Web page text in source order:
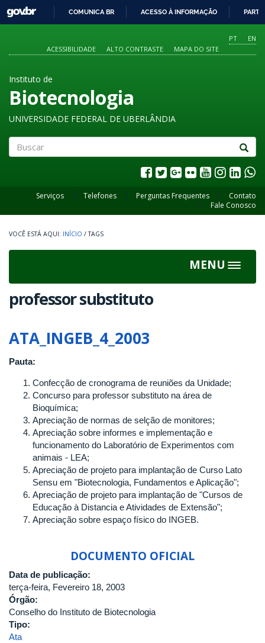
O
CONTEÚDO
GOVBR
COMUNICA BR ACESSO À INFORMAÇÃO
PT
EN
ACESSIBILIDADE
ALTO CONTRASTE MAPA DO SITE
Instituto de
Biotecnologia
UNIVERSIDADE FEDERAL DE UBERLÂNDIA
Serviços Telefones Perguntas Frequentes
Contato
Fale Conosco
INÍCIO / TAGS
MENU
Toggle
professor substituto
ATA_INGEB_4_2003
Pauta:
Confecção de cronograma de reuniões da Unidade;
Concurso para professor substituto na área de
Bioquímica;
Apreciação de normas de selção de monitores;
Apreciação sobre informes e implementação e
funcionamento do Laboratório de Experimentos com
animais - LEA;
Apreciação de projeto para implantação de Curso Lato
Sensu em "Biotecnologia, Fundamentos e Aplicação";
Apreciação de projeto para implantação de "Cursos de
Educação à Distancia e Atividades de Extensão";
Apreciação sobre espaço físico do INGEB.
DOCUMENTO OFICIAL
Data de publicação:
terça-feira, Fevereiro 18, 2003
Órgão:
Conselho do Instituto de Biotecnologia
Tipo:
Ata